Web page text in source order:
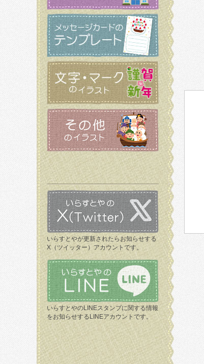
いらすとやが更新されたらお知らせする
X（ツイッター）アカウントです。
いらすとやのLINEスタンプに関する情報
をお知らせするLINEアカウントです。